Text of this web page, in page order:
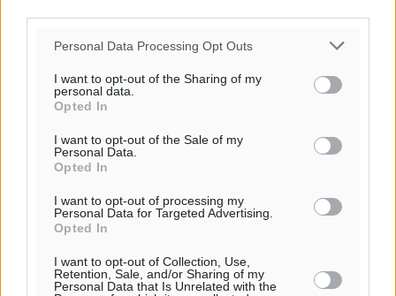
Personal Data Processing Opt Outs
I want to opt-out of the Sharing of my
personal data.
Opted In
I want to opt-out of the Sale of my
Personal Data.
Opted In
I want to opt-out of processing my
Personal Data for Targeted Advertising.
Opted In
I want to opt-out of Collection, Use,
Retention, Sale, and/or Sharing of my
Personal Data that Is Unrelated with the
αίθριος καιρός
km/h
°